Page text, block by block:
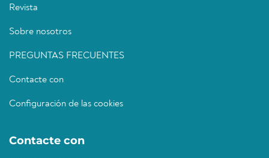
Revista
Sobre nosotros
PREGUNTAS FRECUENTES
Contacte con
Configuración de las cookies
Contacte con